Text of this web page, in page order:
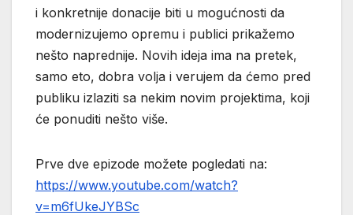
i konkretnije donacije biti u mogućnosti da
modernizujemo opremu i publici prikažemo
nešto naprednije. Novih ideja ima na pretek,
samo eto, dobra volja i verujem da ćemo pred
publiku izlaziti sa nekim novim projektima, koji
će ponuditi nešto više.
Prve dve epizode možete pogledati na:
https://www.youtube.com/watch?
v=m6fUkeJYBSc